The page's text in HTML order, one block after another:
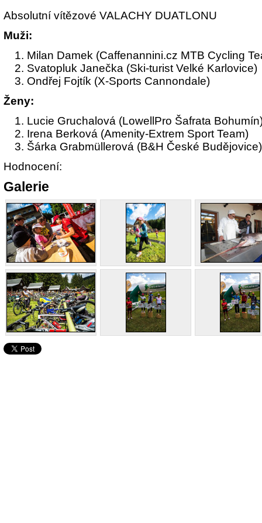
Absolutní vítězové VALACHY DUATLONU
Muži:
Milan Damek (Caffenannini.cz MTB Cycling
Svatopluk Janečka (Ski-turist Velké Karlovice)
Ondřej Fojtík (X-Sports Cannondale)
Ženy:
Lucie Gruchalová (LowellPro Šafrata
Irena Berková (Amenity-Extrem Sport Team)
Šárka Grabmüllerová (B&H České Budějovice)
Hodnocení:
Galerie